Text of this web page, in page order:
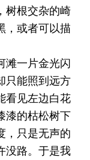
树根交杂的崎
，或者可以描
滩一片金光闪
只能照到远方
看见左边白花
漆的枯松树下
，只是无声的
没路。于是我